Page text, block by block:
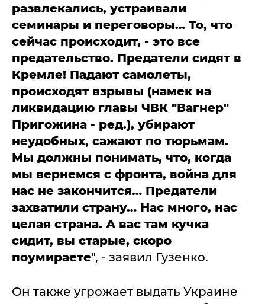
развлекались, устраивали
семинары и переговоры… То, что
сейчас происходит, - это все
предательство. Предатели сидят в
Кремле! Падают самолеты,
происходят взрывы (намек на
ликвидацию главы ЧВК "Вагнер"
Пригожина - ред.), убирают
неудобных, сажают по тюрьмам.
Мы должны понимать, что, когда
мы вернемся с фронта, война для
нас не закончится… Предатели
захватили страну… Нас много, нас
целая страна. А вас там кучка
сидит, вы старые, скоро
поумираете", - заявил Гузенко.
Он также угрожает выдать Украине